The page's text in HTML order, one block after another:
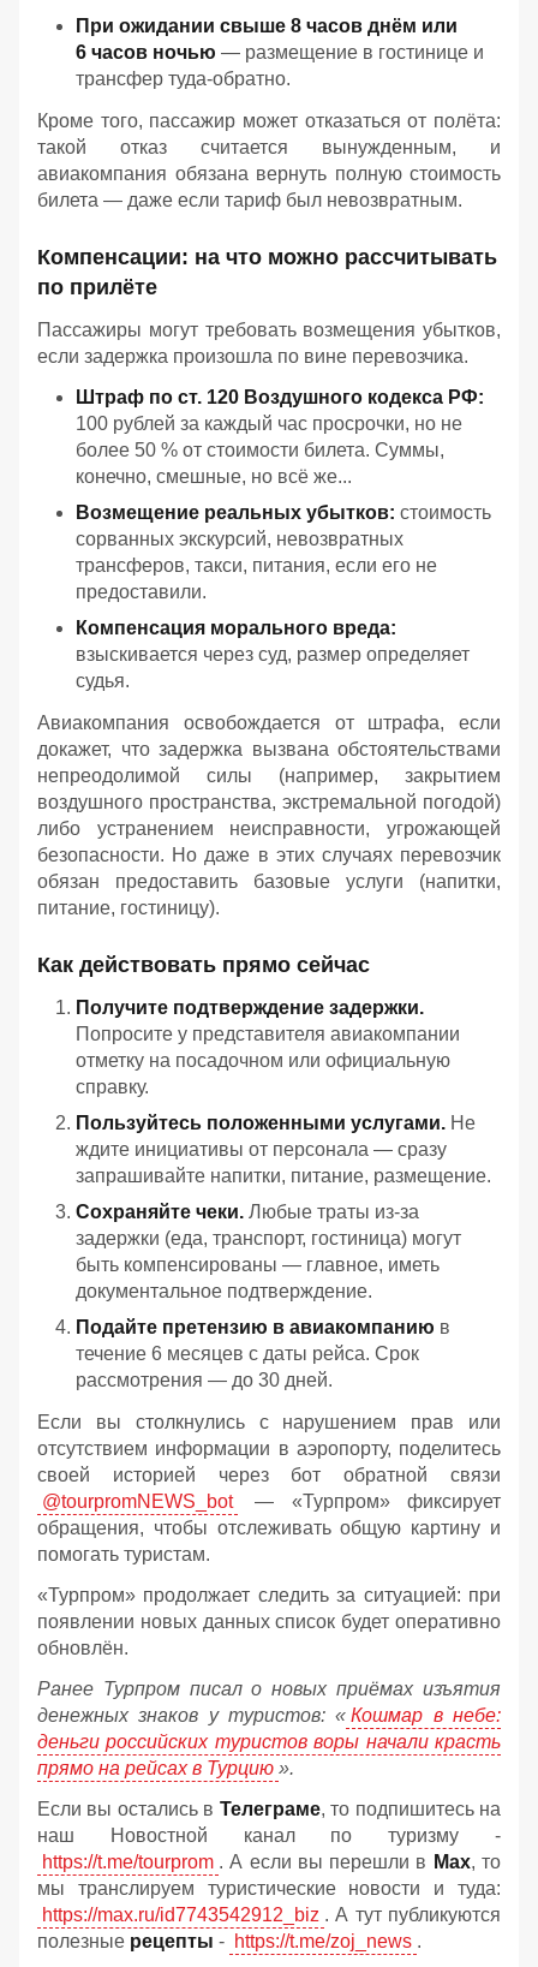
При ожидании свыше 8 часов днём или
6 часов ночью — размещение в гостинице и
трансфер туда‑обратно.
Кроме того, пассажир может отказаться от полёта:
такой отказ считается вынужденным, и
авиакомпания обязана вернуть полную стоимость
билета — даже если тариф был невозвратным.
Компенсации: на что можно рассчитывать
по прилёте
Пассажиры могут требовать возмещения убытков,
если задержка произошла по вине перевозчика.
Штраф по ст. 120 Воздушного кодекса РФ:
100 рублей за каждый час просрочки, но не
более 50 % от стоимости билета. Суммы,
конечно, смешные, но всё же...
Возмещение реальных убытков: стоимость
сорванных экскурсий, невозвратных
трансферов, такси, питания, если его не
предоставили.
Компенсация морального вреда:
взыскивается через суд, размер определяет
судья.
Авиакомпания освобождается от штрафа, если
докажет, что задержка вызвана обстоятельствами
непреодолимой силы (например, закрытием
воздушного пространства, экстремальной погодой)
либо устранением неисправности, угрожающей
безопасности. Но даже в этих случаях перевозчик
обязан предоставить базовые услуги (напитки,
питание, гостиницу).
Как действовать прямо сейчас
Получите подтверждение задержки.
Попросите у представителя авиакомпании
отметку на посадочном или официальную
справку.
Пользуйтесь положенными услугами. Не
ждите инициативы от персонала — сразу
запрашивайте напитки, питание, размещение.
Сохраняйте чеки. Любые траты из‑за
задержки (еда, транспорт, гостиница) могут
быть компенсированы — главное, иметь
документальное подтверждение.
Подайте претензию в авиакомпанию в
течение 6 месяцев с даты рейса. Срок
рассмотрения — до 30 дней.
Если вы столкнулись с нарушением прав или
отсутствием информации в аэропорту, поделитесь
своей историей через бот обратной связи
@tourpromNEWS_bot
— «Турпром» фиксирует
обращения, чтобы отслеживать общую картину и
помогать туристам.
«Турпром» продолжает следить за ситуацией: при
появлении новых данных список будет оперативно
обновлён.
Ранее Турпром писал о новых приёмах изъятия
денежных знаков у туристов: « Кошмар в небе:
деньги российских туристов воры начали красть
прямо на рейсах в Турцию ».
Если вы остались в Телеграме, то подпишитесь на
наш Новостной канал по туризму -
https://t.me/tourprom . А если вы перешли в Мах, то
мы транслируем туристические новости и туда:
https://max.ru/id7743542912_biz . А тут публикуются
полезные рецепты - https://t.me/zoj_news .